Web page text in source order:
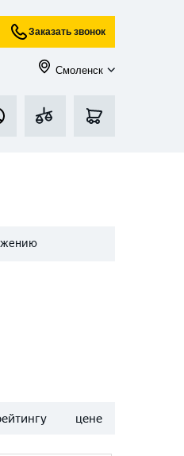
Заказать звонок
Смоленск
цене